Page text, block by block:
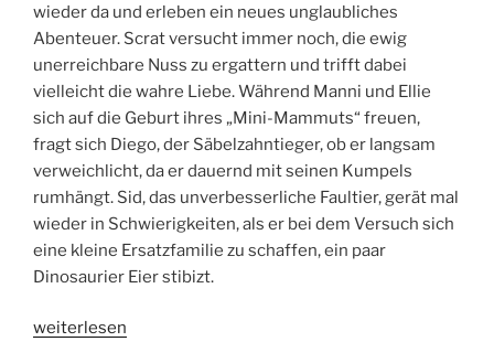
wieder da und erleben ein neues unglaubliches
Abenteuer. Scrat versucht immer noch, die ewig
unerreichbare Nuss zu ergattern und trifft dabei
vielleicht die wahre Liebe. Während Manni und Ellie
sich auf die Geburt ihres „Mini-Mammuts“ freuen,
fragt sich Diego, der Säbelzahntieger, ob er langsam
verweichlicht, da er dauernd mit seinen Kumpels
rumhängt. Sid, das unverbesserliche Faultier, gerät mal
wieder in Schwierigkeiten, als er bei dem Versuch sich
eine kleine Ersatzfamilie zu schaffen, ein paar
Dinosaurier Eier stibizt.
„Ice
weiterlesen